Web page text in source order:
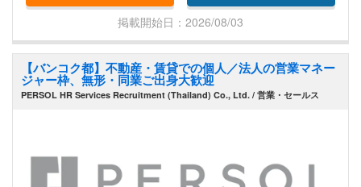
入力・管理 • 住み替えご提案：契約更新のタイミ
ングや、家族構成の変化に合わせた、新しいお部
屋探しの追加提案・リピート獲得
掲載開始日：2026/08/03
【バンコク都】不動産・賃貸での個人／法人の営業マネー
ジャー枠、無形・同業ご出身大歓迎
PERSOL HR Services Recruitment (Thailand) Co., Ltd. / 営業・セールス